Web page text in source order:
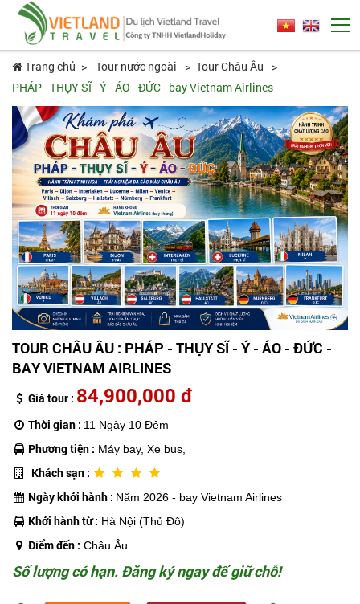
Trang chủ Tour nước ngoài
Tour Châu Âu
PHÁP - THỤY SĨ - Ý - ÁO - ĐỨC - bay Vietnam Airlines
TOUR CHÂU ÂU : PHÁP - THỤY SĨ - Ý - ÁO - ĐỨC -
BAY VIETNAM AIRLINES
Giá tour : 84,900,000 đ
Thời gian : 11 Ngày 10 Đêm
Phương tiện : Máy bay, Xe bus,
Khách sạn :
Ngày khởi hành : Năm 2026 - bay Vietnam Airlines
Khởi hành từ : Hà Nội (Thủ Đô)
Điểm đến : Châu Âu
Số lượng có hạn. Đăng ký ngay để giữ chỗ!